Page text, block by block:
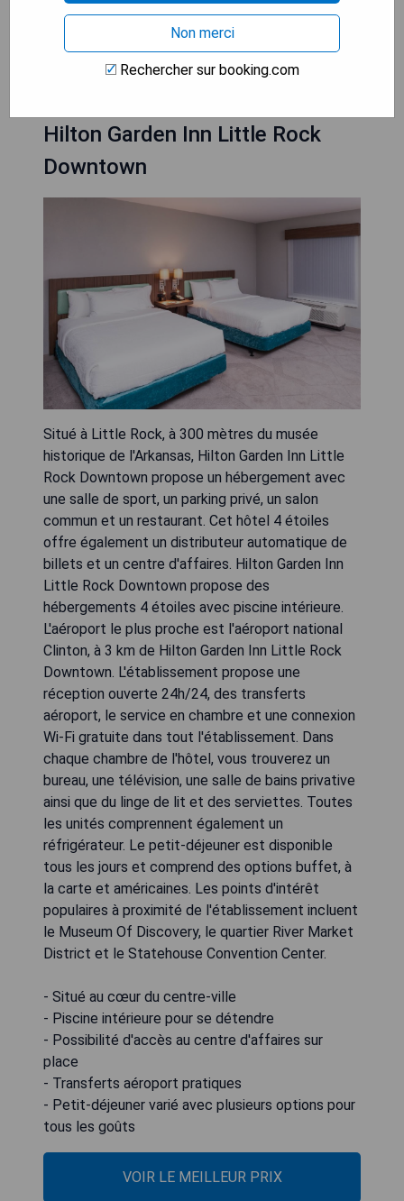
VOIR LE MEILLEUR PRIX
Hilton Garden Inn Little Rock
Downtown
Situé à Little Rock, à 300 mètres du musée
historique de l'Arkansas, Hilton Garden Inn Little
Rock Downtown propose un hébergement avec
une salle de sport, un parking privé, un salon
commun et un restaurant. Cet hôtel 4 étoiles
offre également un distributeur automatique de
billets et un centre d'affaires. Hilton Garden Inn
Little Rock Downtown propose des
hébergements 4 étoiles avec piscine intérieure.
L'aéroport le plus proche est l'aéroport national
Clinton, à 3 km de Hilton Garden Inn Little Rock
Downtown. L'établissement propose une
réception ouverte 24h/24, des transferts
aéroport, le service en chambre et une connexion
Wi-Fi gratuite dans tout l'établissement. Dans
chaque chambre de l'hôtel, vous trouverez un
bureau, une télévision, une salle de bains privative
ainsi que du linge de lit et des serviettes. Toutes
les unités comprennent également un
réfrigérateur. Le petit-déjeuner est disponible
tous les jours et comprend des options buffet, à
la carte et américaines. Les points d'intérêt
populaires à proximité de l'établissement incluent
le Museum Of Discovery, le quartier River Market
District et le Statehouse Convention Center.
- Situé au cœur du centre-ville
- Piscine intérieure pour se détendre
- Possibilité d'accès au centre d'affaires sur
place
- Transferts aéroport pratiques
- Petit-déjeuner varié avec plusieurs options pour
tous les goûts
VOIR LE MEILLEUR PRIX
Non merci
Rechercher sur booking.com